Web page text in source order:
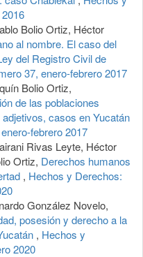
Bolio Ortiz, Héctor
al nombre. El caso del
del Registro Civil de
37, enero-febrero 2017
Bolio Ortiz,
de las poblaciones
casos en Yucatán
febrero 2017
Rivas Leyte, Héctor
Ortiz, Derechos humanos
, Hechos y Derechos:
González Novelo,
posesión y derecho a la
, Hechos y
2020